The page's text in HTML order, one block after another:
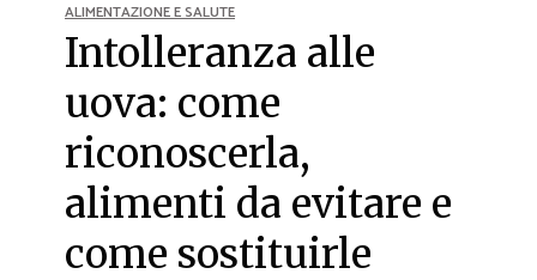
ALIMENTAZIONE E SALUTE
Intolleranza alle
uova: come
riconoscerla,
alimenti da evitare e
come sostituirle